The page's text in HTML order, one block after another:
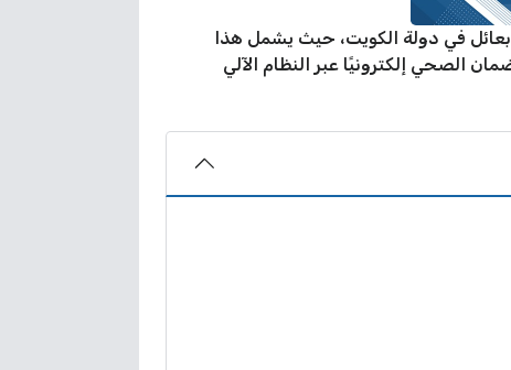
الالتحاق بعائل في دولة الكويت، حيث يشمل هذا
الصحي إلكترونيًا عبر النظام الآلي